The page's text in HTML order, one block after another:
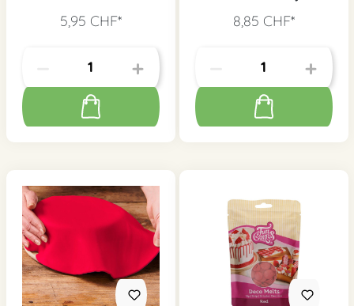
5,95 CHF*
8,85 CHF*